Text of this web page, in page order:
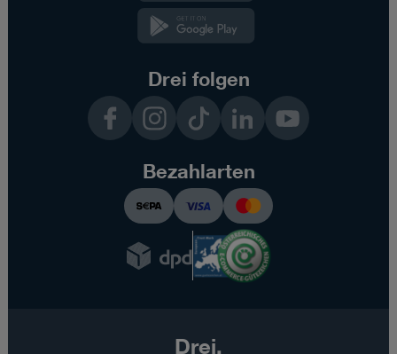
Drei folgen
InstagramTikTok LinkedInYouTube
Bezahlarten
Drei.